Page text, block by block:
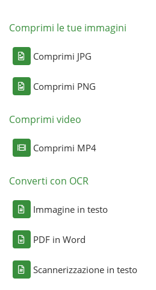
Comprimi le tue immagini
Comprimi JPG
Comprimi PNG
Comprimi video
Comprimi MP4
Converti con OCR
Immagine in testo
PDF in Word
Scannerizzazione in testo